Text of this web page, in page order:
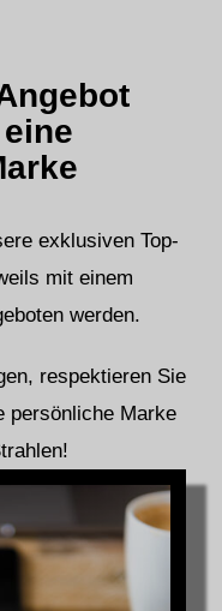
exklusiven Top-
mit einem
werden.
respektieren Sie
persönliche Marke